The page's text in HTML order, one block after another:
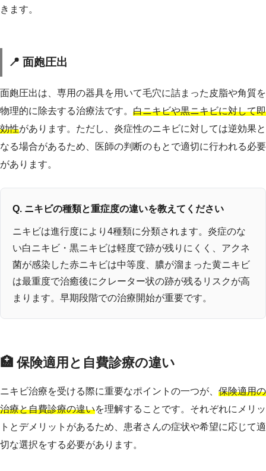
きます。
📍 面皰圧出
面皰圧出は、専用の器具を用いて毛穴に詰まった皮脂や角質を
物理的に除去する治療法です。 白ニキビや黒ニキビに対して即
効性があります。ただし、炎症性のニキビに対しては逆効果と
なる場合があるため、医師の判断のもとで適切に行われる必要
があります。
Q. ニキビの種類と重症度の違いを教えてください
ニキビは進行度により4種類に分類されます。炎症のな
い白ニキビ・黒ニキビは軽度で跡が残りにくく、アクネ
菌が感染した赤ニキビは中等度、膿が溜まった黄ニキビ
は最重度で治癒後にクレーター状の跡が残るリスクが高
まります。早期段階での治療開始が重要です。
🏥 保険適用と自費診療の違い
ニキビ治療を受ける際に重要なポイントの一つが、 保険適用の
治療と自費診療の違いを理解することです。それぞれにメリッ
トとデメリットがあるため、患者さんの症状や希望に応じて適
切な選択をする必要があります。